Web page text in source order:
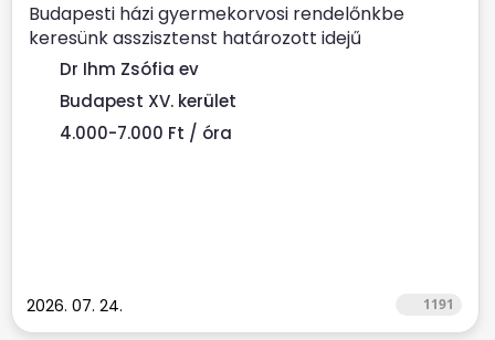
Budapesti házi gyermekorvosi rendelőnkbe
keresünk asszisztenst határozott idejű
munkaszerződéssel. Ha...
Dr Ihm Zsófia ev
Budapest XV. kerület
4.000-7.000 Ft / óra
2026. 07. 24. 1191